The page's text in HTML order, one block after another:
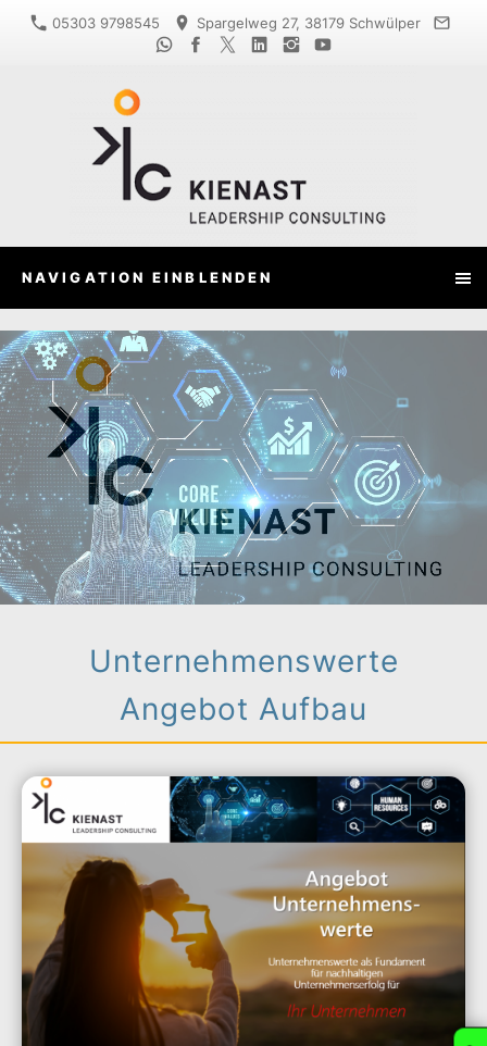
05303 9798545 Spargelweg 27, 38179 Schwülper
NAVIGATION EINBLENDEN
Unternehmenswerte
Angebot Aufbau